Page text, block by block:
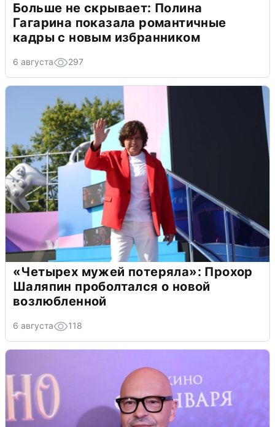
Больше не скрывает: Полина
Гагарина показала романтичные
кадры с новым избранником
6 августа 297
«Четырех мужей потеряла»: Прохор
Шаляпин проболтался о новой
возлюбленной
6 августа 118